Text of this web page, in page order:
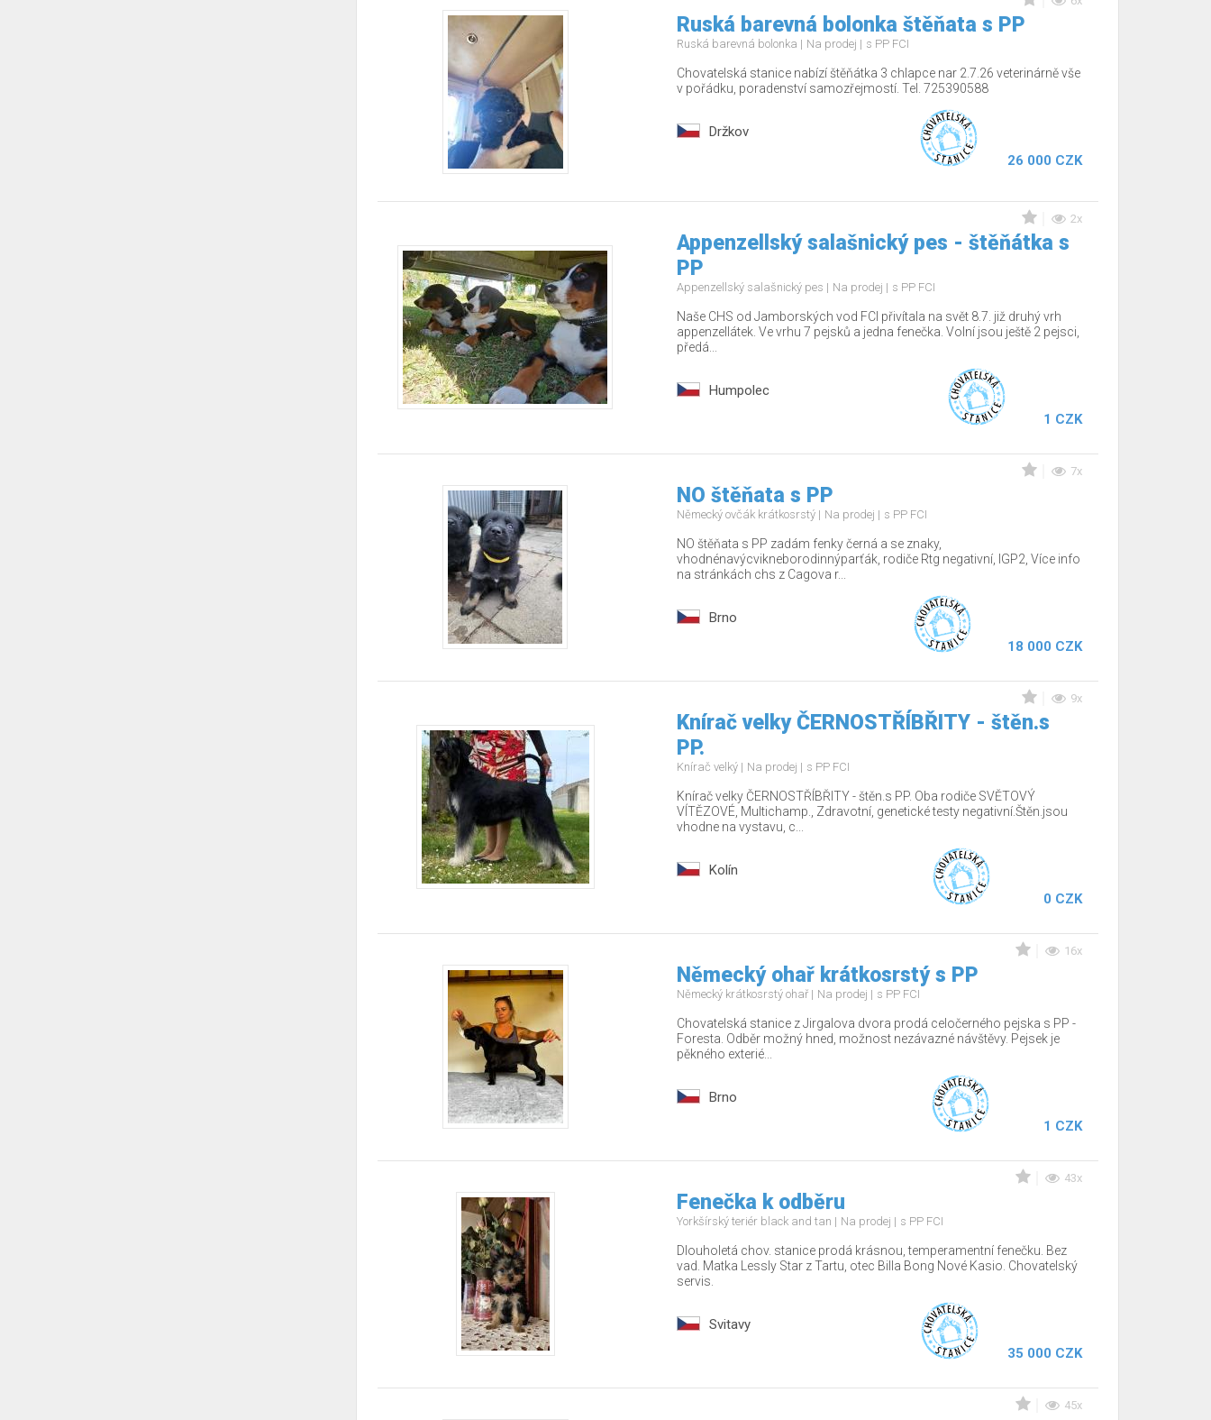
Ruská barevná bolonka štěňata s PP
Ruská barevná bolonka Na prodej s PP FCI
Chovatelská stanice nabízí štěňátka 3 chlapce nar 2.7.26 veterinárně vše
v pořádku, poradenství samozřejmostí. Tel. 725390588
Držkov
26 000 CZK
2x
Appenzellský salašnický pes - štěňátka s
PP
Appenzellský salašnický pes Na prodej s PP FCI
Naše CHS od Jamborských vod FCI přivítala na svět 8.7. již druhý vrh
appenzellátek. Ve vrhu 7 pejsků a jedna fenečka. Volní jsou ještě 2 pejsci,
předá...
Humpolec
1 CZK
7x
NO štěňata s PP
Německý ovčák krátkosrstý Na prodej s PP FCI
NO štěňata s PP zadám fenky černá a se znaky,
vhodnénavýcvikneborodinnýparťák, rodiče Rtg negativní, IGP2, Více info
na stránkách chs z Cagova r...
Brno
18 000 CZK
9x
Knírač velky ČERNOSTŘÍBŘITY - štěn.s
PP.
Knírač velký Na prodej s PP FCI
Knírač velky ČERNOSTŘÍBŘITY - štěn.s PP. Oba rodiče SVĚTOVÝ
VÍTĚZOVÉ, Multichamp., Zdravotní, genetické testy negativní.Štěn.jsou
vhodne na vystavu, c...
Kolín
0 CZK
16x
Německý ohař krátkosrstý s PP
Německý krátkosrstý ohař Na prodej s PP FCI
Chovatelská stanice z Jirgalova dvora prodá celočerného pejska s PP -
Foresta. Odběr možný hned, možnost nezávazné návštěvy. Pejsek je
pěkného exterié...
Brno
1 CZK
43x
Fenečka k odběru
Yorkšírský teriér black and tan Na prodej s PP FCI
Dlouholetá chov. stanice prodá krásnou, temperamentní fenečku. Bez
vad. Matka Lessly Star z Tartu, otec Billa Bong Nové Kasio. Chovatelský
servis.
Svitavy
35 000 CZK
45x